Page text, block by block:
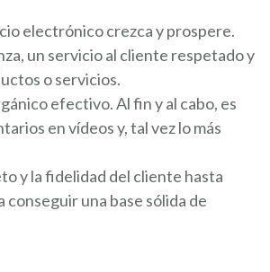
electrónico crezca y prospere.
un servicio al cliente respetado y
o servicios.
efectivo. Al fin y al cabo, es
en vídeos y, tal vez lo más
y la fidelidad del cliente hasta
una base sólida de